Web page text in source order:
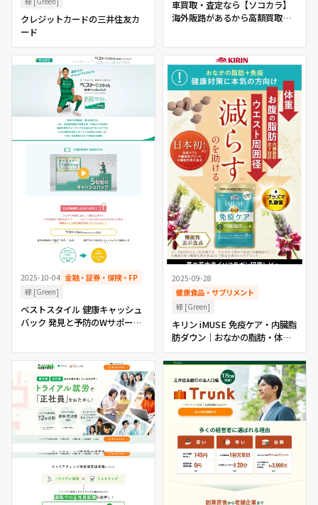
クレジットカードの三井住友カ
ード
車買取・査定なら【ソコカラ】
海外販路があるから高額買取が
2025-10-04 金融・証券・保険・FP
緑 [Green]
ベストスタイル 健康キャッシュ
バック 発見と予防のWサポート |
2025-09-28
健康食品・サプリメント
緑 [Green]
キリン iMUSE 免疫ケア・内臓脂
肪ダウン｜おなかの脂肪・体重
に関するアンケート